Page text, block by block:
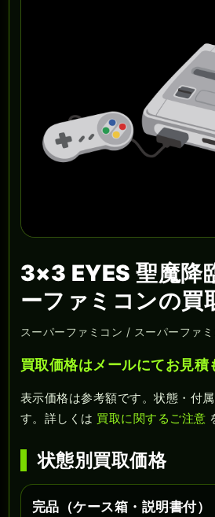
3×3 EYES 聖魔降
ーファミコンの買
スーパーファミコン / スーパーファ
買取価格はメールにてお見積
表示価格は参考額です。状態・付
す。詳しくは 買取に関するご注意
状態別買取価格
完品（ケース箱・説明書付）